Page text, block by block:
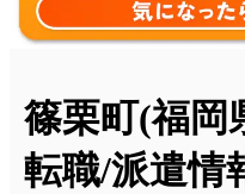
篠栗町(福岡
転職/派遣情